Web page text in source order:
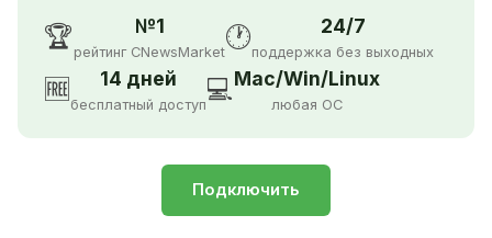
🏆 №1
рейтинг CNewsMarket🕐 24/7
поддержка без выходных
🆓 14 дней
бесплатный доступ💻Mac/Win/Linux
любая ОС
Подключить